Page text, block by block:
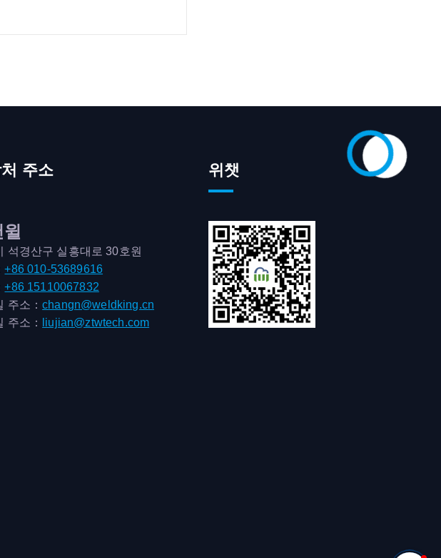
주소
석경산구 실흥대로 30호원
+86 010-53689616
+86 15110067832
주소：changn@weldking.cn
주소：
liujian@ztwtech.com
위챗